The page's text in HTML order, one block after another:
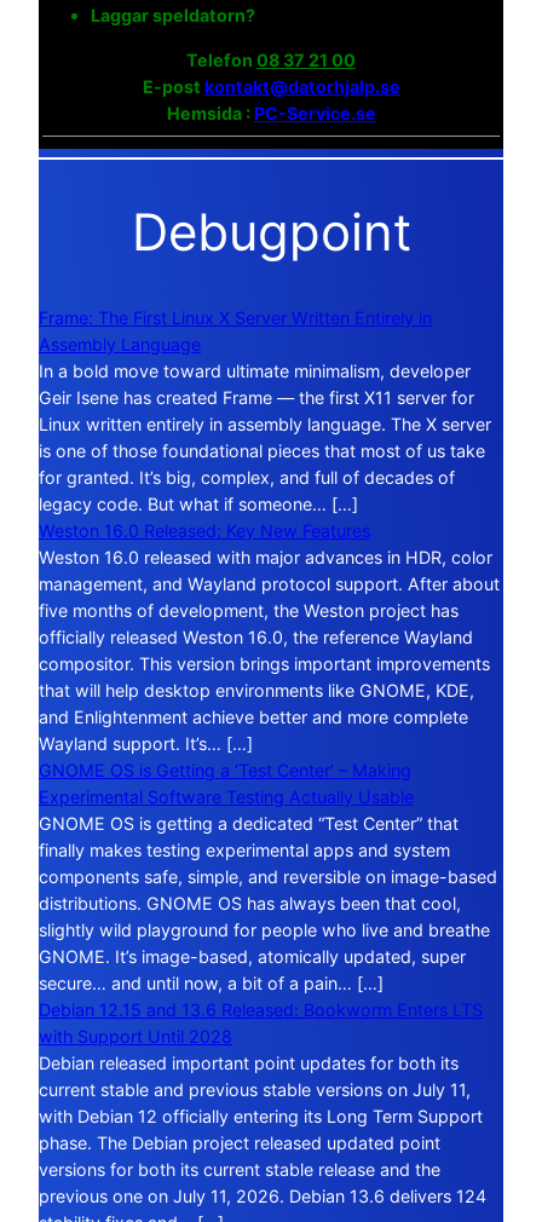
Laggar speldatorn?
Telefon 08 37 21 00
E-post kontakt@datorhjalp.se
Hemsida :PC-Service.se
Debugpoint
Frame: The First Linux X Server Written Entirely in
Assembly Language
In a bold move toward ultimate minimalism, developer
Geir Isene has created Frame — the first X11 server for
Linux written entirely in assembly language. The X server
is one of those foundational pieces that most of us take
for granted. It’s big, complex, and full of decades of
legacy code. But what if someone… […]
Weston 16.0 Released: Key New Features
Weston 16.0 released with major advances in HDR, color
management, and Wayland protocol support. After about
five months of development, the Weston project has
officially released Weston 16.0, the reference Wayland
compositor. This version brings important improvements
that will help desktop environments like GNOME, KDE,
and Enlightenment achieve better and more complete
Wayland support. It’s… […]
GNOME OS is Getting a ‘Test Center’ – Making
Experimental Software Testing Actually Usable
GNOME OS is getting a dedicated “Test Center” that
finally makes testing experimental apps and system
components safe, simple, and reversible on image-based
distributions. GNOME OS has always been that cool,
slightly wild playground for people who live and breathe
GNOME. It’s image-based, atomically updated, super
secure… and until now, a bit of a pain… […]
Debian 12.15 and 13.6 Released: Bookworm Enters LTS
with Support Until 2028
Debian released important point updates for both its
current stable and previous stable versions on July 11,
with Debian 12 officially entering its Long Term Support
phase. The Debian project released updated point
versions for both its current stable release and the
previous one on July 11, 2026. Debian 13.6 delivers 124